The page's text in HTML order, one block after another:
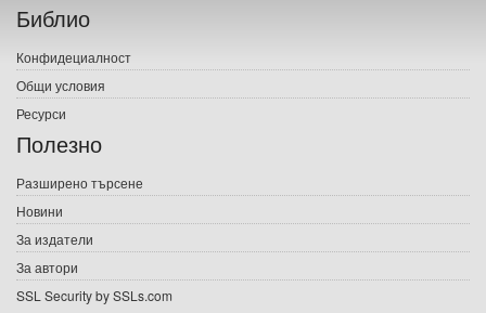
Печатни книги
Електронни книги
Е-списания
Подаръци
Ваучери
Библио
Конфидециалност
Общи условия
Ресурси
Полезно
Разширено търсене
Новини
За издатели
За автори
SSL Security by SSLs.com